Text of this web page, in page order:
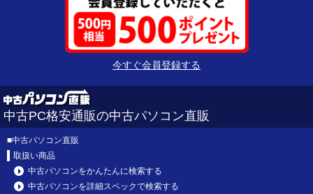
今すぐ会員登録する
中古PC格安通販の中古パソコン直販
■中古パソコン直販
取扱い商品
中古パソコンをかんたんに検索する
中古パソコンを詳細スペックで検索する